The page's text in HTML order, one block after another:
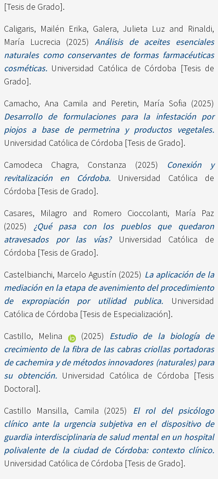
[Tesis de Grado].
Caligaris, Mailén Erika, Galera, Julieta Luz and Rinaldi,
María Lucrecia (2025) Análisis de aceites esenciales
naturales como conservantes de formas farmacéuticas
cosméticas. Universidad Católica de Córdoba [Tesis de
Grado].
Camacho, Ana Camila and Peretin, María Sofia (2025)
Desarrollo de formulaciones para la infestación por
piojos a base de permetrina y productos vegetales.
Universidad Católica de Córdoba [Tesis de Grado].
Camodeca Chagra, Constanza (2025) Conexión y
revitalización en Córdoba.Universidad Católica de
Córdoba [Tesis de Grado].
Casares, Milagro and Romero Cioccolanti, María Paz
(2025) ¿Qué pasa con los pueblos que quedaron
atravesados por las vías?Universidad Católica de
Córdoba [Tesis de Grado].
Castelbianchi, Marcelo Agustín (2025) La aplicación de la
mediación en la etapa de avenimiento del procedimiento
de expropiación por utilidad publica. Universidad
Católica de Córdoba [Tesis de Especialización].
Castillo, Melina
(2025) Estudio de la biología de
crecimiento de la fibra de las cabras criollas portadoras
de cachemira y de métodos innovadores (naturales) para
su obtención.Universidad Católica de Córdoba [Tesis
Doctoral].
Castillo Mansilla, Camila (2025) El rol del psicólogo
clínico ante la urgencia subjetiva en el dispositivo de
guardia interdisciplinaria de salud mental en un hospital
polivalente de la ciudad de Córdoba: contexto clínico.
Universidad Católica de Córdoba [Tesis de Grado].